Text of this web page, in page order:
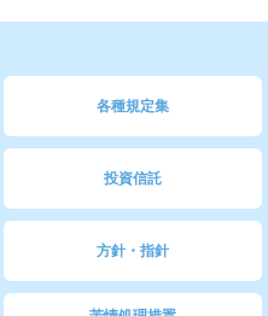
各種規定集
投資信託
方針・指針